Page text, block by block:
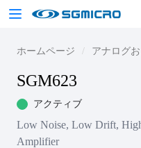
ホームページ アナログ
SGM623
アクティブ
Low Noise, Low Drift,
Amplifier